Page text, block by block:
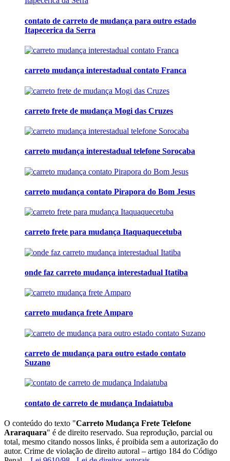
contato de carreto de mudança para outro estado
Itapecerica da Serra
carreto mudança interestadual contato Franca
carreto frete de mudança Mogi das Cruzes
carreto mudança interestadual telefone Sorocaba
carreto mudança contato Pirapora do Bom Jesus
carreto frete para mudança Itaquaquecetuba
onde faz carreto mudança interestadual Itatiba
carreto mudança frete Amparo
carreto de mudança para outro estado contato
Suzano
contato de carreto de mudança Indaiatuba
O conteúdo do texto "Carreto Mudança Frete Telefone
Araraquara" é de direito reservado. Sua reprodução, parcial ou
total, mesmo citando nossos links, é proibida sem a autorização do
autor. Crime de violação de direito autoral – artigo 184 do Código